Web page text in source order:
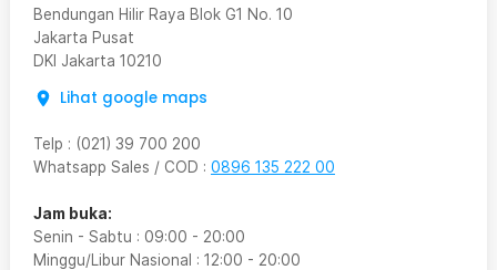
Bendungan Hilir Raya Blok G1 No. 10
Jakarta Pusat
DKI Jakarta 10210
Lihat google maps
Telp : (021) 39 700 200
Whatsapp Sales / COD : 0896 135 222 00
Jam buka:
Senin - Sabtu : 09:00 - 20:00
Minggu/Libur Nasional : 12:00 - 20:00